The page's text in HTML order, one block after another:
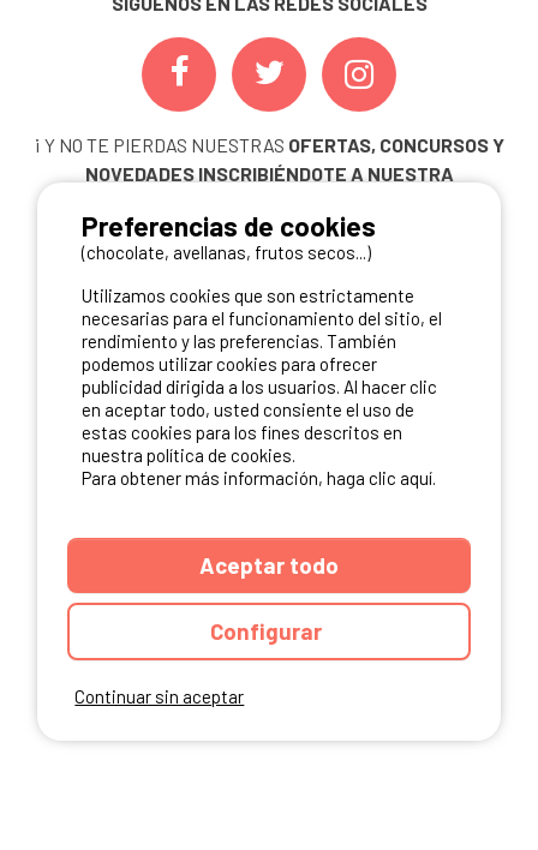
¡ Y NO TE PIERDAS NUESTRAS OFERTAS, CONCURSOS Y
NOVEDADES INSCRIBIÉNDOTE A NUESTRA
ME INSCRIBO
NUESTROS PARTNERS
Continuar sin aceptar
Preferencias de cookies
(chocolate, avellanas, frutos secos...)
Utilizamos cookies que son estrictamente
necesarias para el funcionamiento del sitio, el
rendimiento y las preferencias. También
podemos utilizar cookies para ofrecer
publicidad dirigida a los usuarios. Al hacer clic
en aceptar todo, usted consiente el uso de
estas cookies para los fines descritos en
nuestra política de cookies.
Para obtener más información, haga clic aquí.
Aceptar todo
Configurar